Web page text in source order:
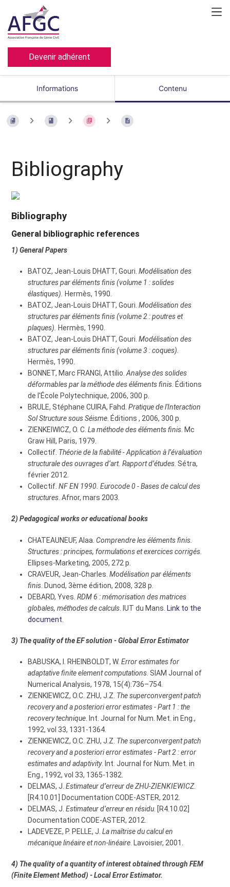
Devenir adhérent
Informations Contenu
Bibliography
Bibliography
General bibliographic references
1) General Papers
BATOZ, Jean-Louis DHATT, Gouri. Modélisation des
structures par éléments finis (volume 1 : solides
élastiques). Hermès, 1990.
BATOZ, Jean-Louis DHATT, Gouri. Modélisation des
structures par éléments finis (volume 2 : poutres et
plaques). Hermès, 1990.
BATOZ, Jean-Louis DHATT, Gouri. Modélisation des
structures par éléments finis (volume 3 : coques).
Hermès, 1990.
BONNET, Marc FRANGI, Attilio.Analyse des solides
déformables par la méthode des éléments finis. Éditions
de l'École Polytechnique, 2006, 300 p.
BRULE, Stéphane CUIRA, Fahd. Pratique de l'Interaction
Sol Structure sous Séisme. Éditions , 2006, 300 p.
ZIENKEIWICZ, O. C. La méthode des éléments finis. Mc
Graw Hill, Paris, 1979.
Collectif. Théorie de la fiabilité - Application à l’évaluation
structurale des ouvrages d’art. Rapport d’études. Sétra,
février 2012.
Collectif. NF EN 1990. Eurocode 0 - Bases de calcul des
structures. Afnor, mars 2003.
2) Pedagogical works or educational books
CHATEAUNEUF, Alaa. Comprendre les éléments finis.
Structures : principes, formulations et exercices corrigés
Ellipses-Marketing, 2005, 272 p.
CRAVEUR, Jean-Charles. Modélisation par éléments
finis . Dunod, 3ème édition, 2008, 328 p.
DEBARD, Yves. RDM 6 : mémorisation des matrices
globales, méthodes de calculs . IUT du Mans. Link to the
document
3) The quality of the EF solution - Global Error Estimator
BABUSKA, I. RHEINBOLDT, W. Error estimates for
adaptative finite element computations. SIAM Journal of
Numerical Analysis, 1978, 15(4):736–754.
ZIENKIEWICZ, O.C. ZHU, J.Z. The superconvergent patch
recovery and a posteriori error estimates - Part 1 : the
recovery technique. Int. Journal for Num. Met. in Eng.,
1992, vol 33, 1331-1364.
ZIENKIEWICZ, O.C. ZHU, J.Z. The superconvergent patch
recovery and a posteriori error estimates - Part 2 : error
estimates and adaptivity. Int. Journal for Num. Met. in
Eng., 1992, vol 33, 1365-1382.
DELMAS, J. Estimateur d’erreur de ZHU-ZIENKIEWICZ.
[R4.10.01] Documentation CODE-ASTER, 2012.
DELMAS, J. Estimateur d’erreur en résidu. [R4.10.02]
Documentation CODE-ASTER, 2012.
LADEVEZE, P. PELLE, J. La maîtrise du calcul en
mécanique linéaire et non-linéaire. Lavoisier, 2001.
4) The quality of a quantity of interest obtained through FEM
(Finite Element Method) - Local Error Estimator.